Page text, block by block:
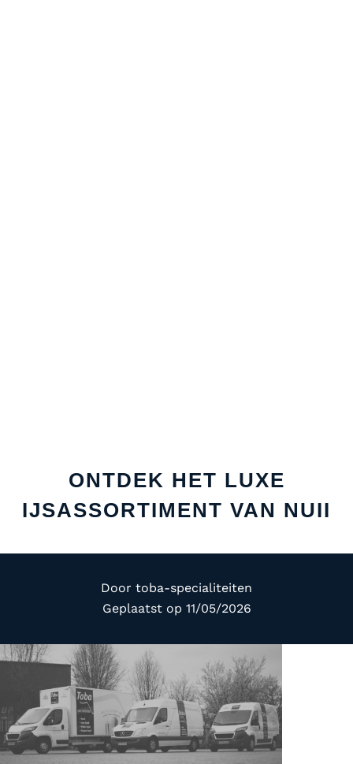
Door toba-specialiteiten
Geplaatst op 11/05/2026
ONTDEK HET LUXE
IJSASSORTIMENT VAN NUII